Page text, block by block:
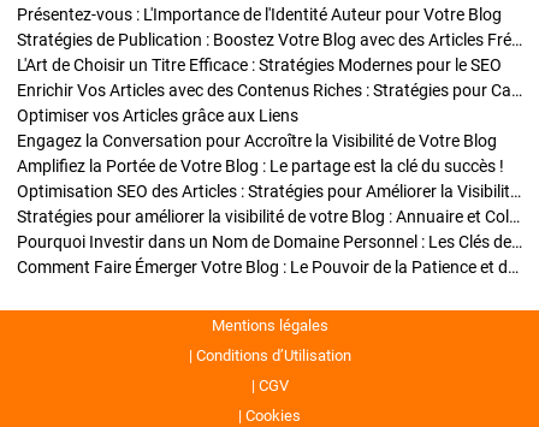
Présentez-vous : L'Importance de l'Identité Auteur pour Votre Blog
Stratégies de Publication : Boostez Votre Blog avec des Articles Fréquents et Exclusifs
L'Art de Choisir un Titre Efficace : Stratégies Modernes pour le SEO
Enrichir Vos Articles avec des Contenus Riches : Stratégies pour Captiver et Optimiser
Optimiser vos Articles grâce aux Liens
Engagez la Conversation pour Accroître la Visibilité de Votre Blog
Amplifiez la Portée de Votre Blog : Le partage est la clé du succès !
Optimisation SEO des Articles : Stratégies pour Améliorer la Visibilité de Votre Blog
Stratégies pour améliorer la visibilité de votre Blog : Annuaire et Collaborations
Pourquoi Investir dans un Nom de Domaine Personnel : Les Clés de la Réussite de Votre Blog
Comment Faire Émerger Votre Blog : Le Pouvoir de la Patience et de la Persévérance
Mentions légales
Conditions d’Utilisation
CGV
Cookies